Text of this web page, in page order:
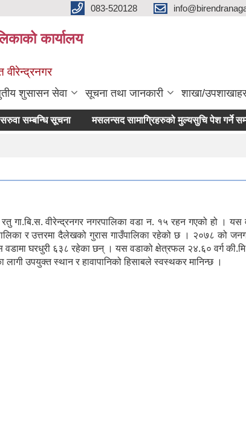
083-520128
कार्यालय
शुसासन सेवा सूचना तथा जानकारी शाखा/
सम्बन्धि सूचना मसलन्सद सामाग्रिहरुको मुल्यसुचि पेश गर्ने
गा.बि.स. वीरेन्द्रनगर नगरपालिका वडा न. १५ रहन गएको हो । यस
र उत्तरमा दैलेखको गुरास गाउँपालिका रहेको छ । २०७८ को
घरधुरी ६३८ रहेका छन् । यस वडाको क्षेत्रफल २४.६० वर्ग
उपयुक्त स्थान र हावापानिको हिसाबले स्वस्थकर मानिन्छ ।